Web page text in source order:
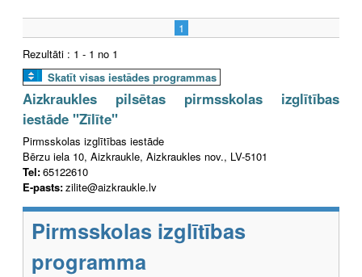
1
Rezultāti : 1 - 1 no 1
Skatīt visas iestādes programmas
Aizkraukles pilsētas pirmsskolas izglītības
iestāde "Zīlīte"
Pirmsskolas izglītības iestāde
Bērzu iela 10, Aizkraukle, Aizkraukles nov., LV-5101
Tel:65122610
E-pasts:zilite@aizkraukle.lv
Pirmsskolas izglītības
programma